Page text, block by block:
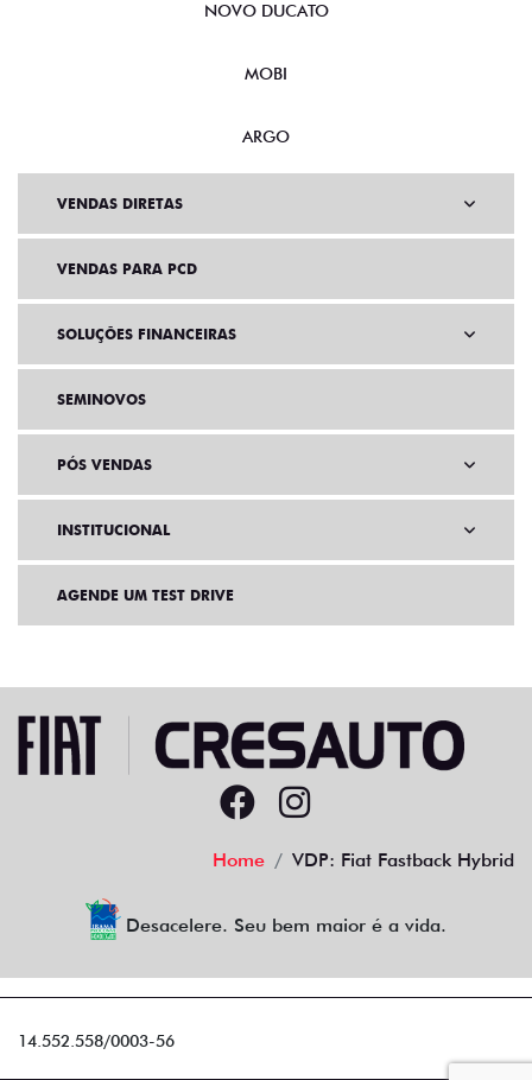
NOVO DUCATO
MOBI
ARGO
VENDAS DIRETAS
VENDAS PARA PCD
SOLUÇÕES FINANCEIRAS
SEMINOVOS
PÓS VENDAS
INSTITUCIONAL
AGENDE UM TEST DRIVE
Home VDP: Fiat Fastback Hybrid
Desacelere. Seu bem maior é a vida.
14.552.558/0003-56